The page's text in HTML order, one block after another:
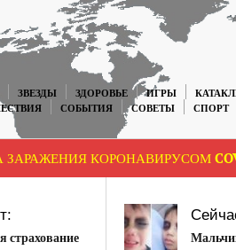
ЗВЕЗДЫ ЗДОРОВЬЕ ИГРЫ
СОБЫТИЯ СОВЕТЫ СПОРТ
ЗАРАЖЕНИЯ КОРОНАВИРУСОМ
страхование